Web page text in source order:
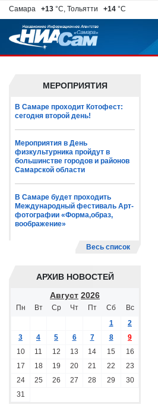
Самара +13 °C, Тольятти +14 °C
МЕРОПРИЯТИЯ
В Самаре проходит Котофест:
сегодня второй день!
Мероприятия в День
физкультурника пройдут в
большинстве городов и районов
Самарской области
В Самаре будет проходить
Международный фестиваль Арт-
фотографии «Форма,образ,
воображение»
Весь список
АРХИВ НОВОСТЕЙ
Август 2026
Пн Вт Ср Чт Пт Сб
Вс
1
2
3
4 5 6 7 8
9
10
11 12 13 14 15
16
17
18 19 20 21 22
23
24
25 26 27 28 29
30
31